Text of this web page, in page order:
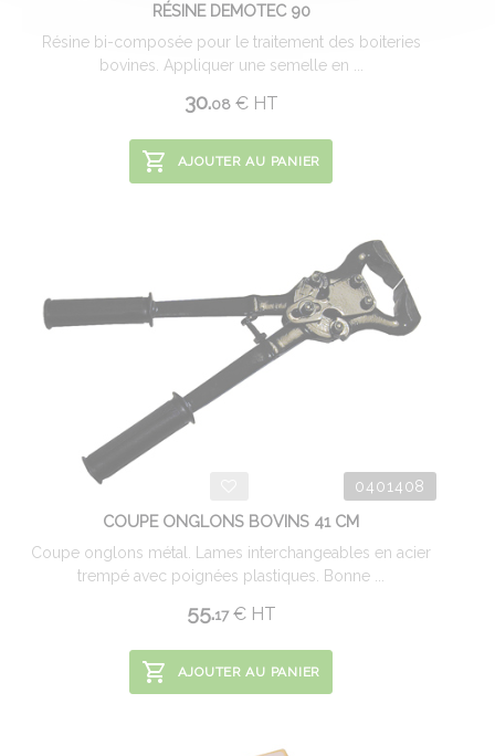
RÉSINE DEMOTEC 90
Résine bi-composée pour le traitement des boiteries
bovines. Appliquer une semelle en ...
30.08 €HT
AJOUTER AU PANIER
0401408
COUPE ONGLONS BOVINS 41 CM
Coupe onglons métal. Lames interchangeables en acier
trempé avec poignées plastiques. Bonne ...
55.17 €HT
AJOUTER AU PANIER